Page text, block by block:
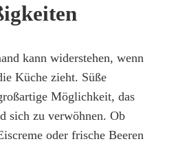
kann widerstehen, wenn
Küche zieht. Süße
Möglichkeit, das
sich zu verwöhnen. Ob
oder frische Beeren